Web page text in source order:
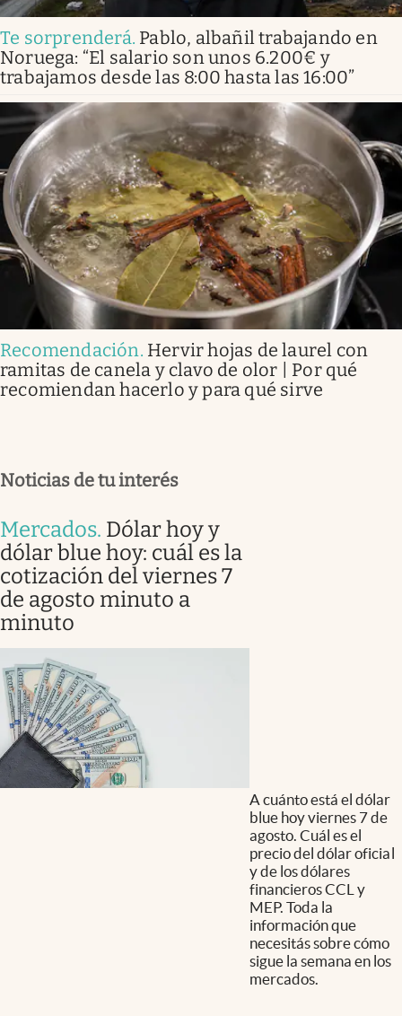
Te sorprenderá. Pablo, albañil trabajando en
Noruega: “El salario son unos 6.200€ y
trabajamos desde las 8:00 hasta las 16:00”
Recomendación. Hervir hojas de laurel con
ramitas de canela y clavo de olor | Por qué
recomiendan hacerlo y para qué sirve
Noticias de tu interés
Mercados. Dólar hoy y
dólar blue hoy: cuál es la
cotización del viernes 7
de agosto minuto a
minuto
A cuánto está el dólar
blue hoy viernes 7 de
agosto. Cuál es el
precio del dólar oficial
y de los dólares
financieros CCL y
MEP. Toda la
información que
necesitás sobre cómo
sigue la semana en los
mercados.